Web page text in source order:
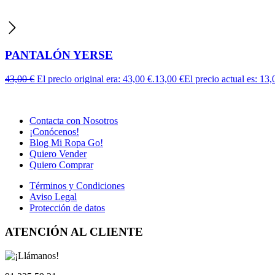
PANTALÓN YERSE
43,00€ El precio original era: 43,00 €.13,00 €El precio actual es:
Contacta con Nosotros
¡Conócenos!
Blog Mi Ropa Go!
Quiero Vender
Quiero Comprar
Términos y Condiciones
Aviso Legal
Protección de datos
ATENCIÓN AL CLIENTE